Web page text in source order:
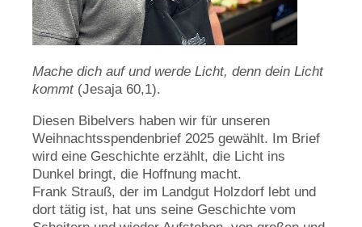
Mache dich auf und werde Licht, denn dein Licht
kommt(Jesaja 60,1).
Diesen Bibelvers haben wir für unseren
Weihnachtsspendenbrief 2025 gewählt. Im Brief
wird eine Geschichte erzählt, die Licht ins
Dunkel bringt, die Hoffnung macht.
Frank Strauß, der im Landgut Holzdorf lebt und
dort tätig ist, hat uns seine Geschichte vom